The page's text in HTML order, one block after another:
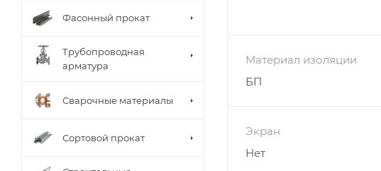
Материал изоляции
БП
Экран
Нет
Фасонный прокат
Трубопроводная
арматура
Сварочные материалы
Сортовой прокат